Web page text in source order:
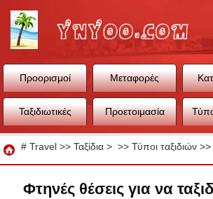
Προορισμοί Μεταφορές
Ταξιδιωτικές Προετοιμασία
Ταξίδια
# Travel >> Ταξίδια > >> Τύποι ταξιδιών >>
Φτηνές θέσεις για να